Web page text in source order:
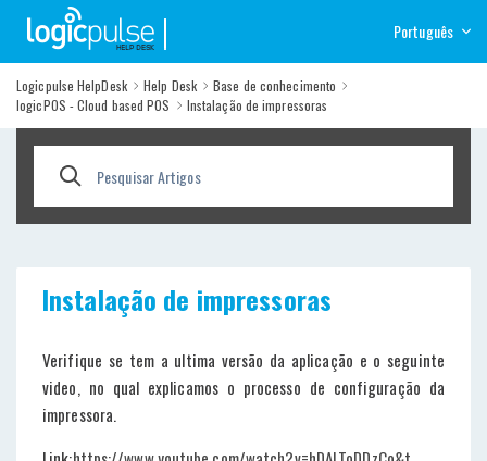
Help Desk Português
Logicpulse HelpDesk Help Desk
Base de conhecimento
logicPOS - Cloud based POS
Instalação de impressoras
Instalação de impressoras
Verifique se tem a ultima versão da aplicação e o seguinte
video, no qual explicamos o processo de configuração da
impressora.